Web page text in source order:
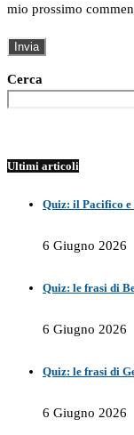
mio prossimo
Cerca
Ultimi articoli
Quiz: il Pacifico
6 Giugno 2026
Quiz: le frasi di
6 Giugno 2026
Quiz: le frasi di
6 Giugno 2026